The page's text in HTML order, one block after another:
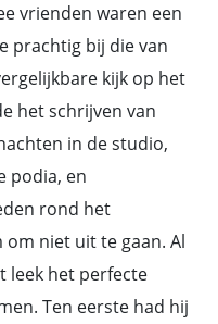
vrienden waren een
prachtig bij die van
kijk op het
het schrijven van
in de studio,
podia, en
rond het
niet uit te gaan. Al
leek het perfecte
Ten eerste had hij